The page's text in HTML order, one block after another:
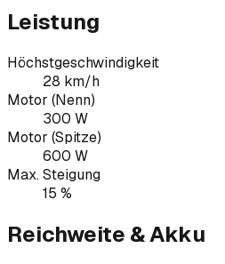
Leistung
Höchstgeschwindigkeit
28 km/h
Motor (Nenn)
300 W
Motor (Spitze)
600 W
Max. Steigung
15 %
Reichweite & Akku